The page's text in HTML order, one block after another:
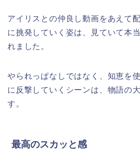
アイリスとの仲良し動画をあえて
に挑発していく姿は、見ていて本
れました。
やられっぱなしではなく、知恵を
に反撃していくシーンは、物語の
す。
最高のスカッと感